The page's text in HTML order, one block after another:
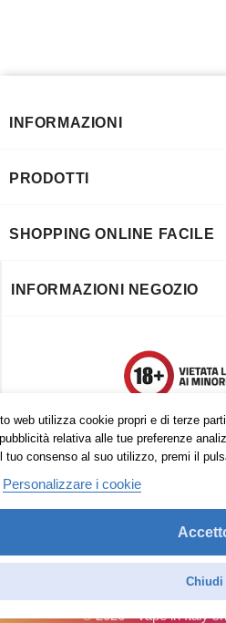
web utilizza cookie propri e di terze
relativa alle tue preferenze
tuo consenso al suo utilizzo, premi il
Personalizzare i cookie
Chiudi
INFORMAZIONI
PRODOTTI
SHOPPING ONLINE FACILE
INFORMAZIONI NEGOZIO
Trovaci
© 2026 - Vape in Italy